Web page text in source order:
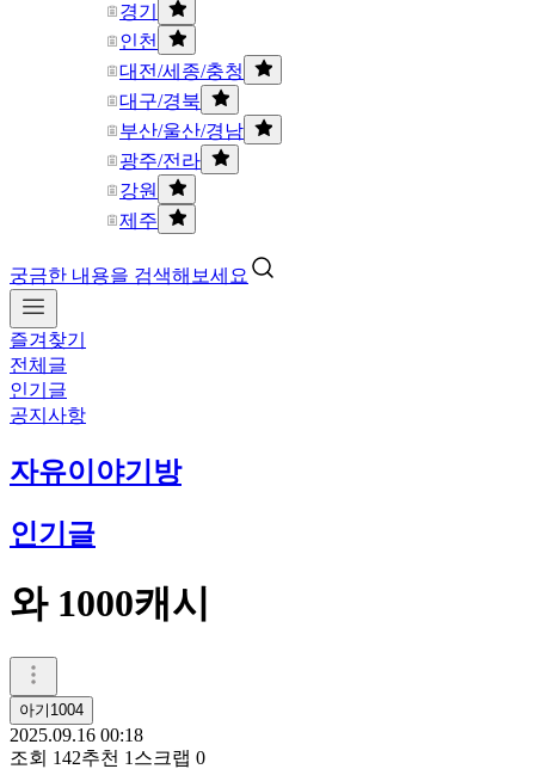
경기
인천
대전/세종/충청
대구/경북
부산/울산/경남
광주/전라
강원
제주
궁금한 내용을 검색해보세요
즐겨찾기
전체글
인기글
공지사항
자유이야기방
인기글
와 1000캐시
아기1004
2025.09.16 00:18
조회 142추천 1 스크랩 0